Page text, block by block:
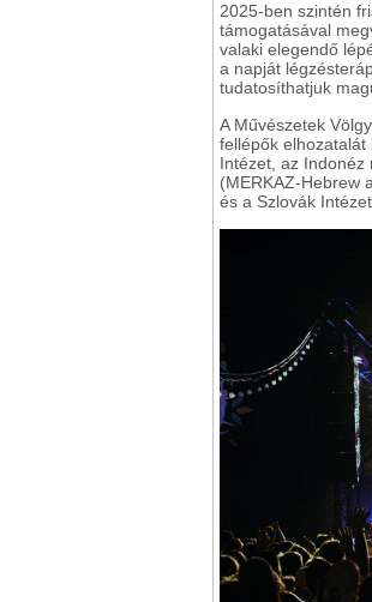
2025-ben szintén
támogatásával
valaki elegendő
a napját
tudatosíthatjuk
A Művészetek
fellépők elhozatalát
Intézet, az Indonéz
(MERKAZ-Hebrew
és a Szlovák